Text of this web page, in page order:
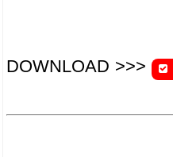
DOWNLOAD >>>